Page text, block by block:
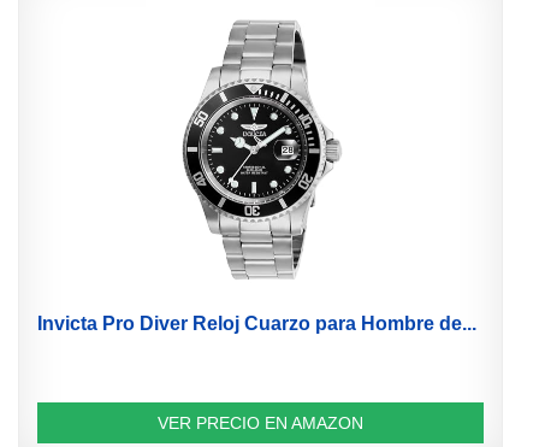
Invicta Pro Diver Reloj Cuarzo para Hombre de...
VER PRECIO EN AMAZON